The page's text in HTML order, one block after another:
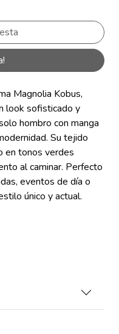
Magnolia Kobus,
look sofisticado y
hombro con manga
Su tejido
en tonos verdes
al caminar. Perfecto
eventos de día o
único y actual.